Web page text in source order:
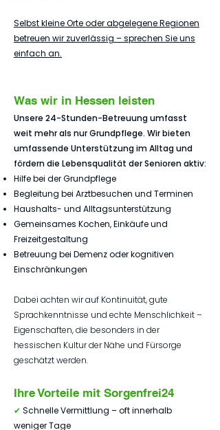
Selbst kleine Orte oder abgelegeneRegionen
betreuen wir zuverlässig – sprechen Sie uns
einfach an.
Was wir in Hessen leisten
Unsere 24-Stunden-Betreuung umfasst
weit mehr als nur Grundpflege. Wir bieten
umfassende Unterstützung im Alltag und
fördern die Lebensqualität der Senioren aktiv:
Hilfe bei der Grundpflege
Begleitung bei Arztbesuchen und Terminen
Haushalts- und Alltagsunterstützung
Gemeinsames Kochen, Einkäufe und
Freizeitgestaltung
Betreuung bei Demenz oder kognitiven
Einschränkungen
Dabei achten wir auf Kontinuität, gute
Sprachkenntnisse und echte Menschlichkeit –
Eigenschaften, die besonders in der
hessischen Kultur der Nähe und Fürsorge
geschätzt werden.
Ihre Vorteile mit Sorgenfrei24
✔ Schnelle Vermittlung – oft innerhalb
weniger Tage